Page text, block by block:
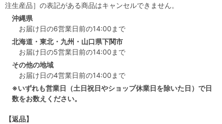
注生産品］の表記がある商品はキャンセルできません。
沖縄県
お届け日の6営業日前の14:00まで
北海道・東北・九州・山口県下関市
お届け日の5営業日前の14:00まで
その他の地域
お届け日の4営業日前の14:00まで
※いずれも営業日（土日祝日やショップ休業日を除いた日）で日
数をお数えください。
【返品】